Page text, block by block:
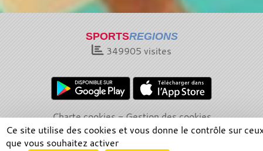
SPORTSREGIONS
349905 visites
Charte cookies
Gestion des cookies
Informations légales
Signaler un contenu inapproprié
Ce site utilise des cookies et vous donne le contrôle sur
que vous souhaitez activer